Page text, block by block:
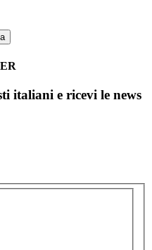
italiani e ricevi le news